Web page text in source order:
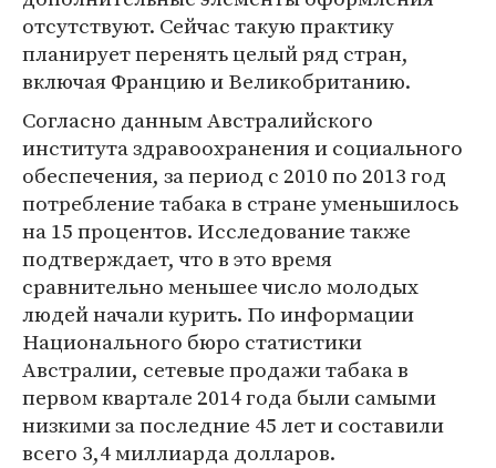
отсутствуют. Сейчас такую практику
планирует перенять целый ряд стран,
включая Францию и Великобританию.
Согласно данным Австралийского
института здравоохранения и социального
обеспечения, за период с 2010 по 2013 год
потребление табака в стране уменьшилось
на 15 процентов. Исследование также
подтверждает, что в это время
сравнительно меньшее число молодых
людей начали курить. По информации
Национального бюро статистики
Австралии, сетевые продажи табака в
первом квартале 2014 года были самыми
низкими за последние 45 лет и составили
всего 3,4 миллиарда долларов.